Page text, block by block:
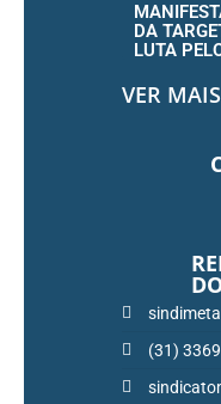
DA
LUTA
VER
(31)